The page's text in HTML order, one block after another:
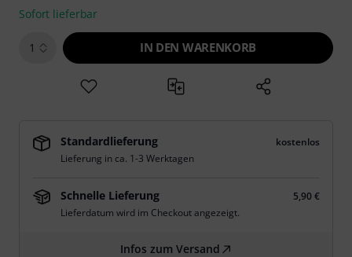
Sofort lieferbar
1 IN DEN WARENKORB
Standardlieferung
kostenlos
Lieferung in ca. 1-3 Werktagen
Schnelle Lieferung
5,90 €
Lieferdatum wird im Checkout angezeigt.
Infos zum Versand